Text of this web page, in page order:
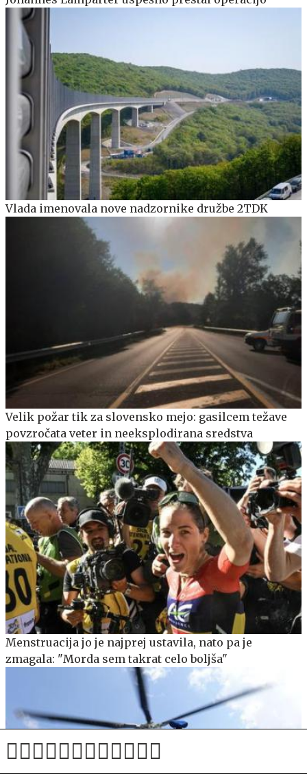
Vlada imenovala nove nadzornike družbe 2TDK
Velik požar tik za slovensko mejo: gasilcem težave
povzročata veter in neeksplodirana sredstva
Menstruacija jo je najprej ustavila, nato pa je
zmagala: "Morda sem takrat celo boljša"